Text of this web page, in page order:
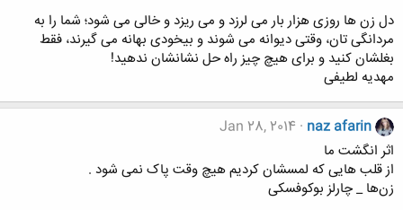
دل زن ها روزی هزار بار می لرزد و می ریزد و خالی می شود؛ شما را به
مردانگی تان، وقتی دیوانه می شوند و بیخودی بهانه می گیرند، فقط
بغلشان کنید و برای هیچ چیز راه حل نشانشان ندهید!
مهدیه لطیفی
naz afarin
Jan 28, 2014
اثر انگشت ما
از قلب هایی که لمسشان کردیم هیچ وقت پاک نمی شود .
زن‌ها _ چارلز بوکوفسکی